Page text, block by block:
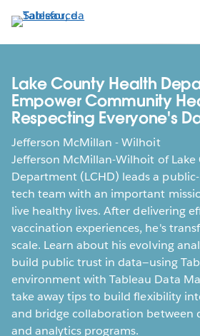
Pular
para
o
principal
Lake County Health
Empower Community
Respecting Everyone's
Jefferson McMillan - Wilhoit
Jefferson McMillan-Wilhoit of Lake
Department (LCHD) leads a
tech team with an important
live healthy lives. After delivering
vaccination experiences, he's
scale. Learn about his evolving
build public trust in data—using
environment with Tableau Data
take away tips to build flexibility
and bridge collaboration between
and analytics programs.